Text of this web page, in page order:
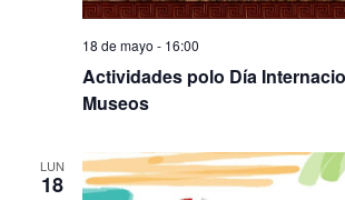
Actividades polo Día
Museos
18 de mayo - 16:00
LUN
18